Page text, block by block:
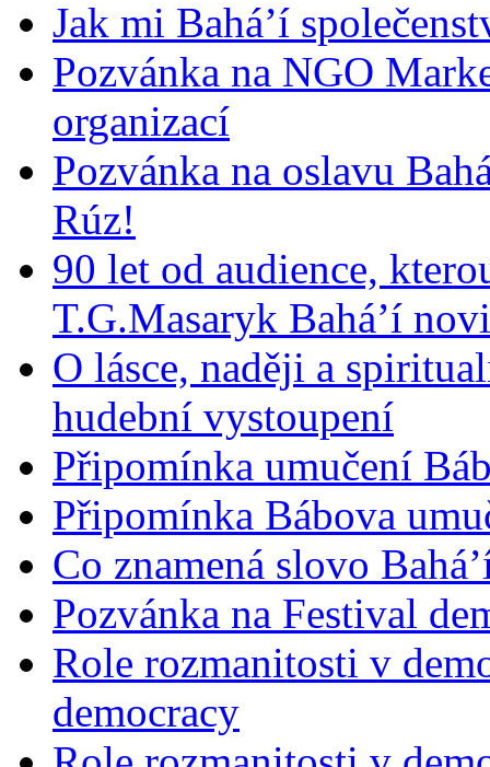
Jak mi Bahá’í
Pozvánka na NGO
organizací
Pozvánka na oslavu
Rúz!
90 let od audience,
T.G.Masaryk Bahá’í
O lásce, naději a
hudební vystoupení
Připomínka umučení
Připomínka Bábova
Co znamená slovo
Pozvánka na Festival
Role rozmanitosti v
democracy